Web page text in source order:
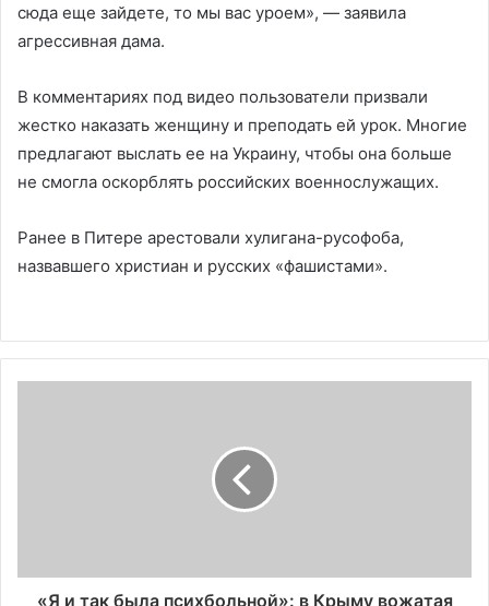
сюда еще зайдете, то мы вас уроем», — заявила
агрессивная дама.
В комментариях под видео пользователи призвали
жестко наказать женщину и преподать ей урок. Многие
предлагают выслать ее на Украину, чтобы она больше
не смогла оскорблять российских военнослужащих.
Ранее в Питере арестовали хулигана-русофоба,
назвавшего христиан и русских «фашистами».
«Я и так была психбольной»: в Крыму вожатая